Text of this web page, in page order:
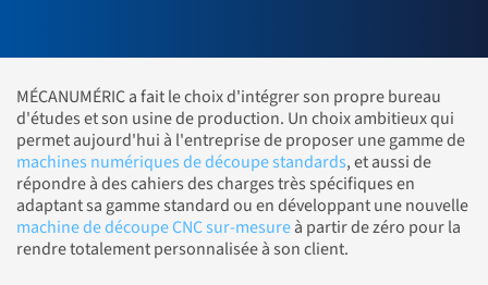
MÉCANUMÉRIC a fait le choix d'intégrer son propre bureau
d'études et son usine de production. Un choix ambitieux qui
permet aujourd'hui à l'entreprise de proposer une gamme de
machines numériques de découpe standards, et aussi de
répondre à des cahiers des charges très spécifiques en
adaptant sa gamme standard ou en développant une nouvelle
machine de découpe CNC sur-mesureà partir de zéro pour la
rendre totalement personnalisée à son client.